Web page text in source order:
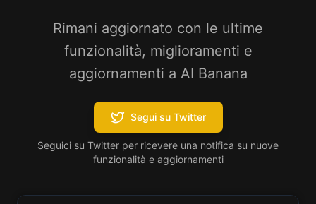
Rimani aggiornato con le ultime
funzionalità, miglioramenti e
aggiornamenti a AI Banana
Segui su Twitter
Seguici su Twitter per ricevere una notifica su nuove
funzionalità e aggiornamenti